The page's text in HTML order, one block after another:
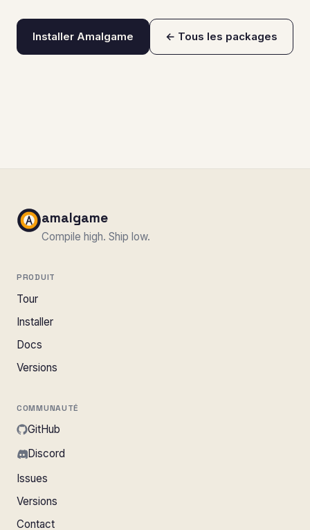
Installer Amalgame ← Tous les packages
amalgame
Compile high. Ship low.
PRODUIT
Tour
Installer
Docs
Versions
COMMUNAUTÉ
GitHub
Discord
Issues
Versions
Contact